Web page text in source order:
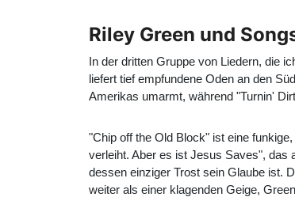
Riley Green und
In der dritten Gruppe von Liedern, die
liefert tief empfundene Oden an den
Amerikas umarmt, während "Turnin'
"Chip off the Old Block" ist eine
verleiht. Aber es ist Jesus Saves", das
dessen einziger Trost sein Glaube ist.
weiter als einer klagenden Geige,